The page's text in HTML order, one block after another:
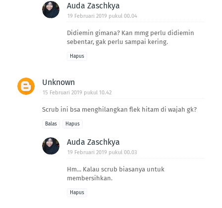
Auda Zaschkya
19 Februari 2019 pukul 00.04
Didiemin gimana? Kan mmg perlu didiemin
sebentar, gak perlu sampai kering.
Hapus
Unknown
15 Februari 2019 pukul 10.42
Scrub ini bsa menghilangkan flek hitam di wajah gk?
Balas Hapus
Auda Zaschkya
19 Februari 2019 pukul 00.03
Hm... Kalau scrub biasanya untuk
membersihkan.
Hapus